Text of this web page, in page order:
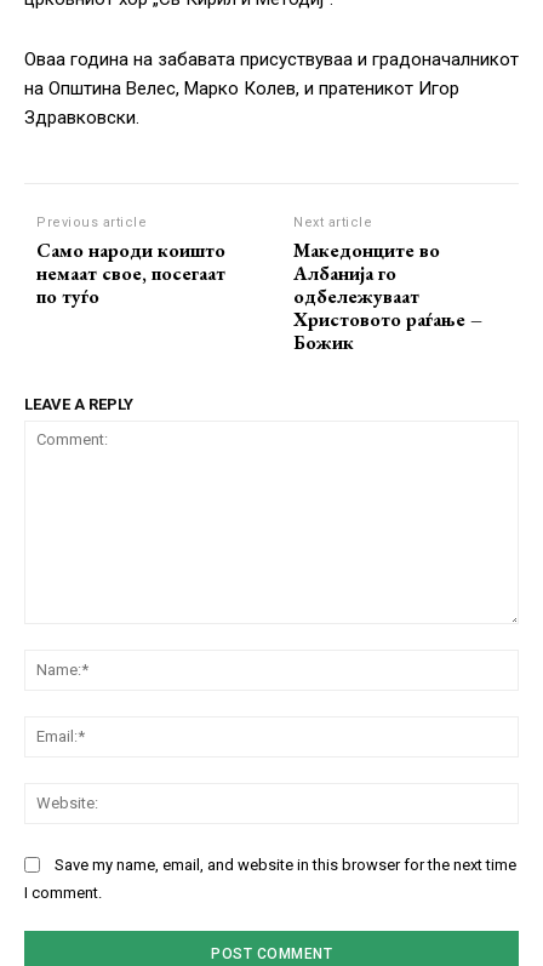
Оваа година на забавата присуствуваа и градоначалникот
на Општина Велес, Марко Колев, и пратеникот Игор
Здравковски.
Previous article
Само народи коишто
немаат свое, посегаат
по туѓо
Next article
Македонците во
Албанија го
одбележуваат
Христовото раѓање –
Божик
LEAVE A REPLY
Save my name, email, and website in this browser for the next time
I comment.